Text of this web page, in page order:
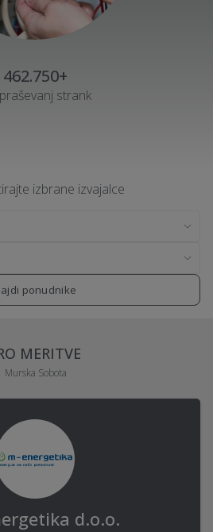
462.750+
strank
izbrane izvajalce
ponudnike
MERITVE
Murska Sobota
d.o.o.